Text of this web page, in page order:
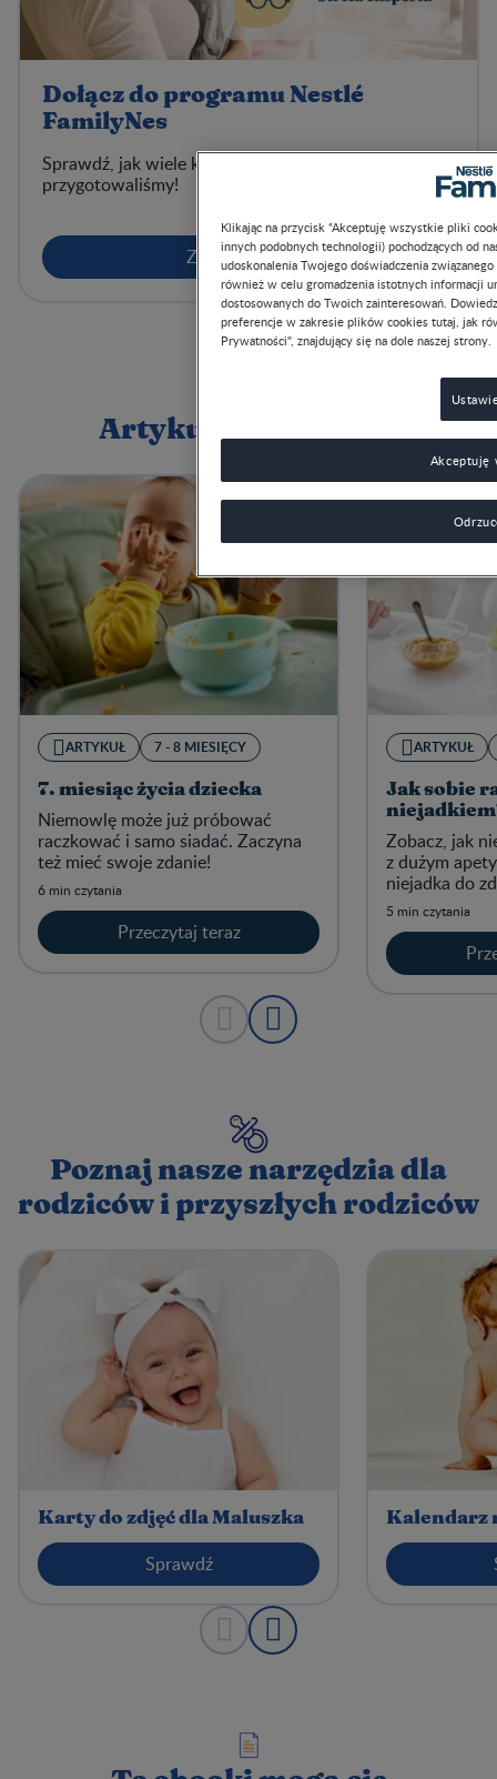
Dołącz do programu Nestlé
FamilyNes
Sprawdź, jak wiele korzyści dla Ciebie
przygotowaliśmy!
Zarejestruj się >
Artykuły powiązane
ARTYKUŁ 7 - 8 MIESIĘCY
7. miesiąc życia dziecka
Niemowlę może już próbować
raczkować i samo siadać. Zaczyna
też mieć swoje zdanie!
6 min czytania
Przeczytaj teraz
ARTYKUŁ
Jak sobie
Zobacz, jak
z dużym
niejadka do
5 min czytania
Poznaj nasze narzędzia dla
rodziców i przyszłych rodziców
Karty do zdjęć dla Maluszka
Sprawdź
Kalendarz
Klikając na przycisk “Akceptuję wszystkie pliki
innych podobnych technologii) pochodzących od
również w celu gromadzenia istotnych informacji
dostosowanych do Twoich zainteresowań.
preferencje w zakresie plików cookies tutaj, jak
Prywatności", znajdujący się na dole naszej strony.
Akceptuję